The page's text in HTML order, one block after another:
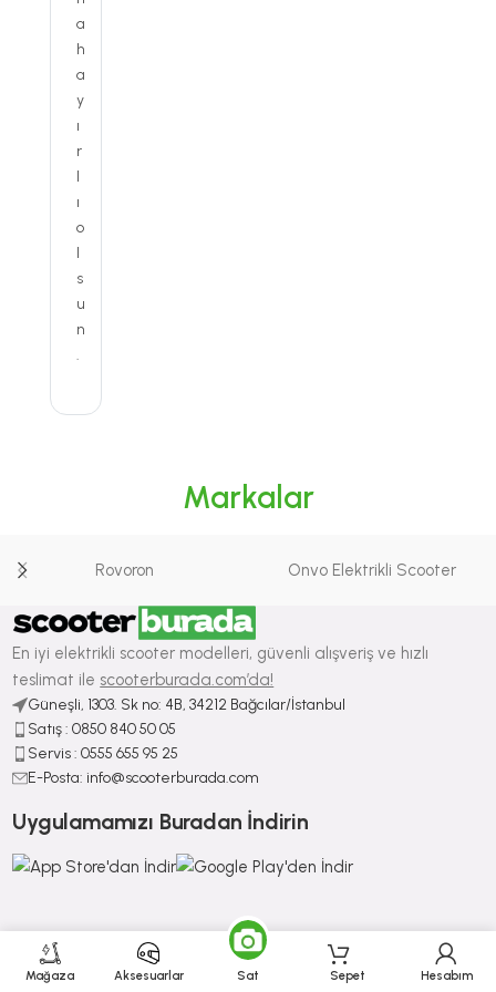
a
h
a
y
ı
r
l
ı
o
l
s
u
n
.
Markalar
Rovoron Onvo Elektrikli Scooter
En iyi elektrikli scooter modelleri, güvenli alışveriş ve hızlı
teslimat ile scooterburada.com’da!
Güneşli, 1303. Sk no: 4B, 34212 Bağcılar/İstanbul
Satış : ⁠0850 840 50 05
Servis : 0555 655 95 25
E-Posta: info@scooterburada.com
Uygulamamızı Buradan İndirin
BLOG YAZILARI
Mağaza Aksesuarlar Sat Sepet Hesabım